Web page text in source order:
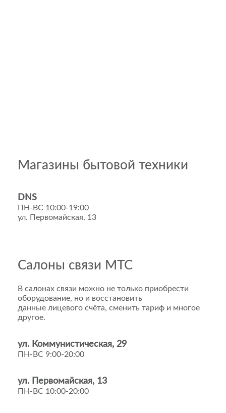
Магазины бытовой техники
DNS
ПН-ВС 10:00-19:00
ул. Первомайская, 13
Салоны связи МТС
В салонах связи можно не только приобрести
оборудование, но и восстановить
данные лицевого счёта, сменить тариф и многое
другое.
ул. Коммунистическая, 29
ПН-ВС 9:00-20:00
ул. Первомайская, 13
ПН-ВС 10:00-20:00